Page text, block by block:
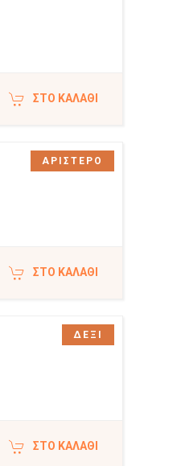
ΣΤΟ ΚΑΛΆΘΙ
ΣΤΟ ΚΑΛΆΘΙ
ΑΡΙΣΤΕΡΟ
ΣΤΟ ΚΑΛΆΘΙ
ΔΕΞΙ